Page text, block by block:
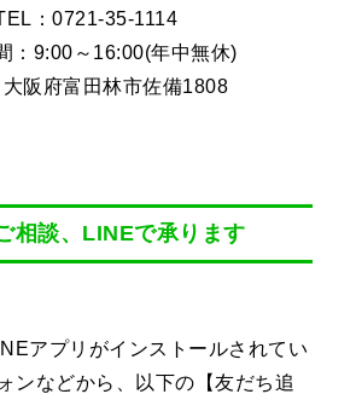
：0721-35-1114
：9:00～16:00(年中無休)
阪府富田林市佐備1808
相談、LINEで承ります
アプリがインストールされてい
ンなどから、以下の【友だち追